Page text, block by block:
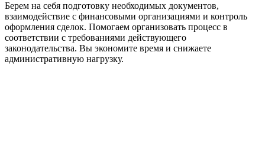
Берем на себя подготовку необходимых документов,
взаимодействие с финансовыми организациями и контроль
оформления сделок. Помогаем организовать процесс в
соответствии с требованиями действующего
законодательства. Вы экономите время и снижаете
административную нагрузку.